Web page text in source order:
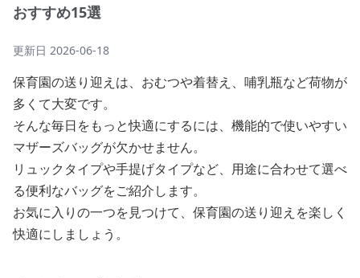
おすすめ15選
更新日 2026-06-18
保育園の送り迎えは、おむつや着替え、哺乳瓶など荷物が
多くて大変です。
そんな毎日をもっと快適にするには、機能的で使いやすい
マザーズバッグが欠かせません。
リュックタイプや手提げタイプなど、用途に合わせて選べ
る便利なバッグをご紹介します。
お気に入りの一つを見つけて、保育園の送り迎えを楽しく
快適にしましょう。